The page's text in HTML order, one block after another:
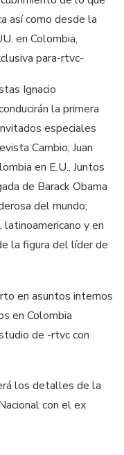
así como desde la
en Colombia,
para-rtvc-
Ignacio
la primera
especiales
Cambio; Juan
en E.U.. Juntos
de Barack Obama
del mundo;
y en
la figura del líder de
en asuntos internos
en Colombia
de -rtvc con
los detalles de la
con el ex